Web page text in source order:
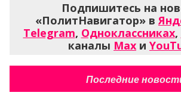
Подпишитесь на
«ПолитНавигатор» в
Telegram, Одноклассниках,
каналы Max и
Последние